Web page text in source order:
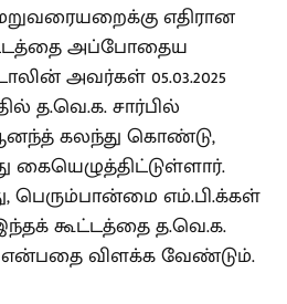
எதிரான
அப்போதைய
அவர்கள் 05.03.2025
த.வெ.க. சார்பில்
கலந்து கொண்டு,
கையெழுத்திட்டுள்ளார்.
பெரும்பான்மை எம்.பி.க்கள்
கூட்டத்தை த.வெ.க.
என்பதை விளக்க வேண்டும்.